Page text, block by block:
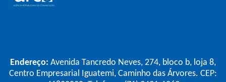
Endereço: Avenida Tancredo Neves, 274, bloco b, loja 8,
Centro Empresarial Iguatemi, Caminho das Árvores. CEP: